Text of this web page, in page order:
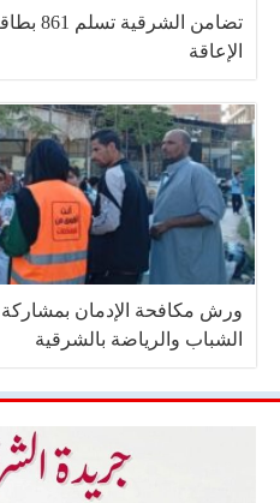
تضامن
الإعاقة
الشباب والرياضة بالشرقية